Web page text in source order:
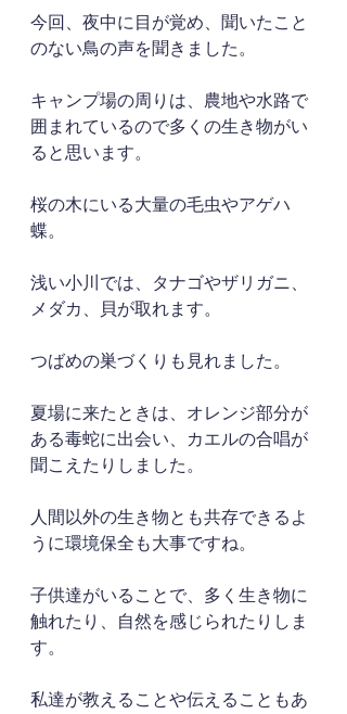
今回、夜中に目が覚め、聞いたこと
のない鳥の声を聞きました。
キャンプ場の周りは、農地や水路で
囲まれているので多くの生き物がい
ると思います。
桜の木にいる大量の毛虫やアゲハ
蝶。
浅い小川では、タナゴやザリガニ、
メダカ、貝が取れます。
つばめの巣づくりも見れました。
夏場に来たときは、オレンジ部分が
ある毒蛇に出会い、カエルの合唱が
聞こえたりしました。
人間以外の生き物とも共存できるよ
うに環境保全も大事ですね。
子供達がいることで、多く生き物に
触れたり、自然を感じられたりしま
す。
私達が教えることや伝えることもあ